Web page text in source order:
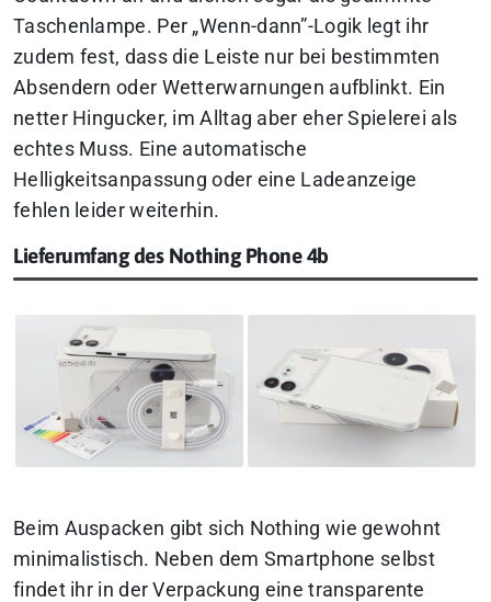
Taschenlampe. Per „Wenn-dann”-Logik legt ihr
zudem fest, dass die Leiste nur bei bestimmten
Absendern oder Wetterwarnungen aufblinkt. Ein
netter Hingucker, im Alltag aber eher Spielerei als
echtes Muss. Eine automatische
Helligkeitsanpassung oder eine Ladeanzeige
fehlen leider weiterhin.
Lieferumfang des Nothing Phone 4b
Beim Auspacken gibt sich Nothing wie gewohnt
minimalistisch. Neben dem Smartphone selbst
findet ihr in der Verpackung eine transparente